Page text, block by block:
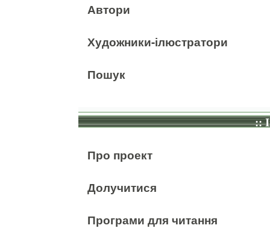
Автори
Художники-ілюстратори
Пошук
::
Про проект
Долучитися
Програми для читання